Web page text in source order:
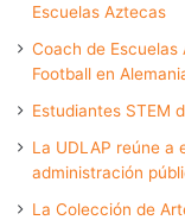
Escuelas Aztecas
Coach de Escuelas
Football en
Estudiantes STEM
La UDLAP reúne a
administración
La Colección de